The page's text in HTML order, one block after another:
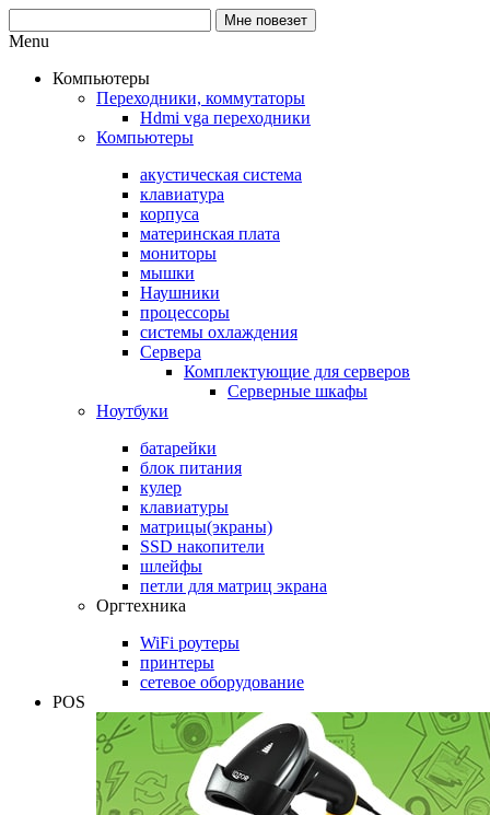
Menu
Компьютеры
Переходники, коммутаторы
Hdmi vga переходники
Компьютеры
акустическая система
клавиатура
корпуса
материнская плата
мониторы
мышки
Наушники
процессоры
системы охлаждения
Сервера
Комплектующие для серверов
Серверные шкафы
Ноутбуки
батарейки
блок питания
кулер
клавиатуры
матрицы(экраны)
SSD накопители
шлейфы
петли для матриц экрана
Оргтехника
WiFi роутеры
принтеры
сетевое оборудование
POS